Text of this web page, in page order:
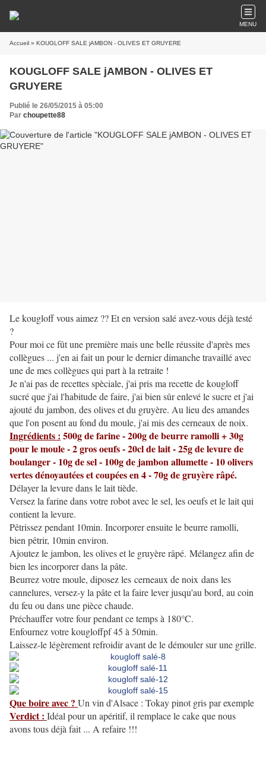
MENU
Accueil » KOUGLOFF SALE jAMBON - OLIVES ET GRUYERE
KOUGLOFF SALE jAMBON - OLIVES ET
GRUYERE
Publié le 26/05/2015 à 05:00
Par choupette88
Le kougloff vous aimez ?? Et en version salé avez-vous déjà testé
?
Pour moi ce fût une première mais une belle réussite d'après mes
collègues ... j'en ai fait un pour le dernier dimanche travaillé avec
une de mes collègues qui part à la retraite !
Je n'ai pas de recettes spèciale, j'ai pris ma recette de kougloff
sucré que j'ai l'habitude de faire, j'ai bien sûr enlevé le sucre et j'ai
ajouté du jambon, des olives et du gruyère. Au lieu des amandes
que l'on posent au fond du moule, j'ai mis des cerneaux de noix.
Ingrédients : 500g de farine - 200g de beurre ramolli + 30g
pour le moule - 2 gros oeufs - 20cl de lait - 25g de levure de
boulanger - 10g de sel - 100g de jambon allumette - 10 olivers
vertes dénoyautées et coupées en 4 - 70g de gruyère râpé.
Délayer la levure dans le lait tiède.
Versez la farine dans votre robot avec le sel, les oeufs et le lait qui
contient la levure.
Pêtrissez pendant 10min. Incorporer ensuite le beurre ramolli,
bien pêtrir, 10min environ.
Ajoutez le jambon, les olives et le gruyère râpé. Mélangez afin de
bien les incorporer dans la pâte.
Beurrez votre moule, diposez les cerneaux de noix dans les
cannelures, versez-y la pâte et la faire lever jusqu'au bord, au coin
du feu ou dans une pièce chaude.
Préchauffer votre four pendant ce temps à 180°C.
Enfournez votre kougloffpf 45 à 50min.
Laissez-le légèrement refroidir avant de le démouler sur une grille.
Que boire avec ? Un vin d'Alsace : Tokay pinot gris par exemple
Verdict : Idéal pour un apéritif, il remplace le cake que nous
avons tous déjà fait ... A refaire !!!